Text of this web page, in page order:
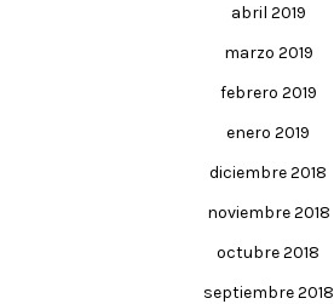
abril 2019
marzo 2019
febrero 2019
enero 2019
diciembre 2018
noviembre 2018
octubre 2018
septiembre 2018